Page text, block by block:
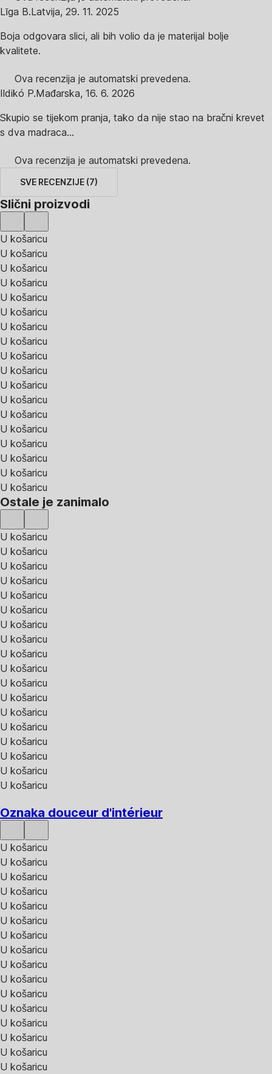
Līga B.Latvija, 29. 11. 2025
Boja odgovara slici, ali bih volio da je materijal bolje
kvalitete.
Ova recenzija je automatski prevedena.
Ildikó P.Mađarska, 16. 6. 2026
Skupio se tijekom pranja, tako da nije stao na bračni krevet
s dva madraca...
Ova recenzija je automatski prevedena.
SVE RECENZIJE (7)
Slični proizvodi
U košaricu
U košaricu
U košaricu
U košaricu
U košaricu
U košaricu
U košaricu
U košaricu
U košaricu
U košaricu
U košaricu
U košaricu
U košaricu
U košaricu
U košaricu
U košaricu
U košaricu
U košaricu
Ostale je zanimalo
U košaricu
U košaricu
U košaricu
U košaricu
U košaricu
U košaricu
U košaricu
U košaricu
U košaricu
U košaricu
U košaricu
U košaricu
U košaricu
U košaricu
U košaricu
U košaricu
U košaricu
U košaricu
Oznaka douceur d'intérieur
U košaricu
U košaricu
U košaricu
U košaricu
U košaricu
U košaricu
U košaricu
U košaricu
U košaricu
U košaricu
U košaricu
U košaricu
U košaricu
U košaricu
U košaricu
U košaricu